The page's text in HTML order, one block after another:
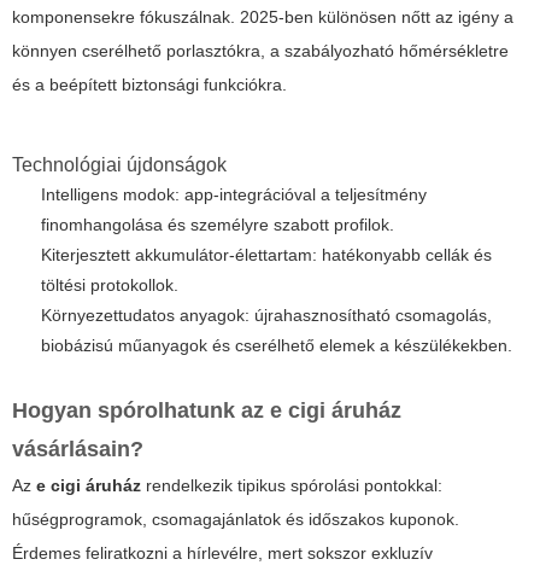
komponensekre fókuszálnak. 2025-ben különösen nőtt az igény a
könnyen cserélhető porlasztókra, a szabályozható hőmérsékletre
és a beépített biztonsági funkciókra.
Technológiai újdonságok
Intelligens modok: app-integrációval a teljesítmény
finomhangolása és személyre szabott profilok.
Kiterjesztett akkumulátor-élettartam: hatékonyabb cellák és
töltési protokollok.
Környezettudatos anyagok: újrahasznosítható csomagolás,
biobázisú műanyagok és cserélhető elemek a készülékekben.
Hogyan spórolhatunk az e cigi áruház
vásárlásain?
Az e cigi áruház rendelkezik tipikus spórolási pontokkal:
hűségprogramok, csomagajánlatok és időszakos kuponok.
Érdemes feliratkozni a hírlevélre, mert sokszor exkluzív